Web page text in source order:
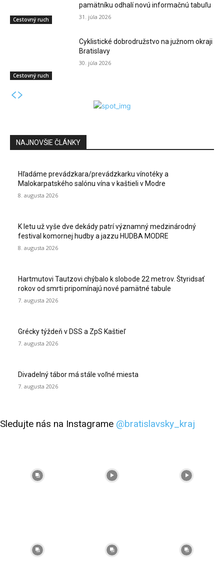
Cestovný ruch
pamätníku odhalí novú informačnú tabuľu
31. júla 2026
Cestovný ruch
Cyklistické dobrodružstvo na južnom okraji
Bratislavy
30. júla 2026
NAJNOVŠIE ČLÁNKY
Hľadáme prevádzkara/prevádzkarku vínotéky a
Malokarpatského salónu vína v kaštieli v Modre
8. augusta 2026
K letu už vyše dve dekády patrí významný medzinárodný
festival komornej hudby a jazzu HUDBA MODRE
8. augusta 2026
Hartmutovi Tautzovi chýbalo k slobode 22 metrov. Štyridsať
rokov od smrti pripomínajú nové pamätné tabule
7. augusta 2026
Grécky týždeň v DSS a ZpS Kaštieľ
7. augusta 2026
Divadelný tábor má stále voľné miesta
7. augusta 2026
Sledujte nás na Instagrame @bratislavsky_kraj